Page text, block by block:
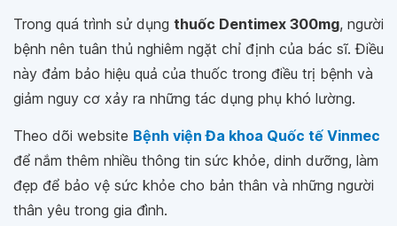
Trong quá trình sử dụng thuốc Dentimex 300mg, người
bệnh nên tuân thủ nghiêm ngặt chỉ định của bác sĩ. Điều
này đảm bảo hiệu quả của thuốc trong điều trị bệnh và
giảm nguy cơ xảy ra những tác dụng phụ khó lường.
Theo dõi website Bệnh viện Đa khoa Quốc tế Vinmec
để nắm thêm nhiều thông tin sức khỏe, dinh dưỡng, làm
đẹp để bảo vệ sức khỏe cho bản thân và những người
thân yêu trong gia đình.